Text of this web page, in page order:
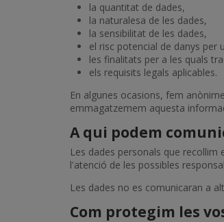
la quantitat de dades,
la naturalesa de les dades,
la sensibilitat de les dades,
el risc potencial de danys per
les finalitats per a les quals
els requisits legals aplicables.
En algunes ocasions, fem
emmagatzemem aquesta
A qui podem
Les dades personals que recollim
l'atenció de les possibles
Les dades no es comunicaran a
Com protegim les